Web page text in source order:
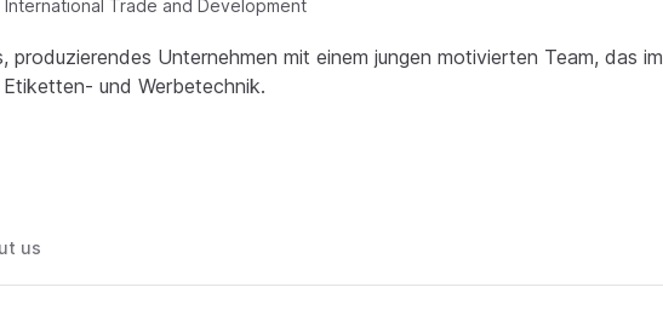
International Trade and Development
produzierendes Unternehmen mit einem jungen motivierten Team, das im
und Werbetechnik.
us